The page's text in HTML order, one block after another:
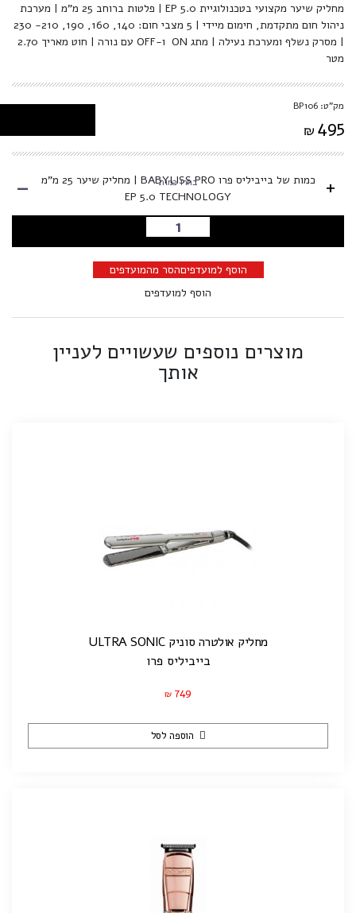
מחליק שיער מקצועי בטכנולוגיית EP 5.0 | פלטות ברוחב 25 מ"מ | מערכת
ניהול חום מתקדמת, חימום מיידי | 5 מצבי חום: 140, 160, 190, 210- 230
| מסרק נשלף ומערכת נעילה | מתג ON ו-OFF עם נורה | חוט מאריך 2.70
מטר
מק"ט: BP106
₪ 495
+
כמות של בייביליס פרו BABYLISS PRO | מחליק שיער 25 מ"מ
EP 5.0 TECHNOLOGY
בחרו כמות -
הוספה לסל
הוסף למועדפיםהסר מהמועדפים
הוסף למועדפים
מוצרים נוספים שעשויים לעניין
אותך
מחליק אולטרה סוניק ULTRA SONIC
בייביליס פרו
₪ 749
הוספה לסל